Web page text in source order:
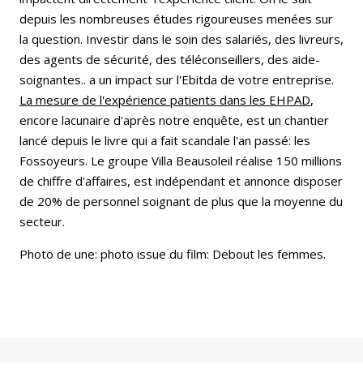
depuis les nombreuses études rigoureuses menées sur
la question. Investir dans le soin des salariés, des livreurs,
des agents de sécurité, des téléconseillers, des aide-
soignantes.. a un impact sur l'Ebitda de votre entreprise.
La mesure de l'expérience patients dans les EHPAD,
encore lacunaire d'après notre enquête, est un chantier
lancé depuis le livre qui a fait scandale l'an passé: les
Fossoyeurs. Le groupe Villa Beausoleil réalise 150 millions
de chiffre d'affaires, est indépendant et annonce disposer
de 20% de personnel soignant de plus que la moyenne du
secteur.
Photo de une: photo issue du film: Debout les femmes.